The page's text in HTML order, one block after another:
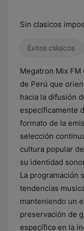
Sin clasicos
Éxitos clásicos
Megatron Mix
de Perú que
hacia la difusión
específicamente
formato de la
selección
cultura popular
su identidad
La programación
tendencias
manteniendo un
preservación de
específica en la